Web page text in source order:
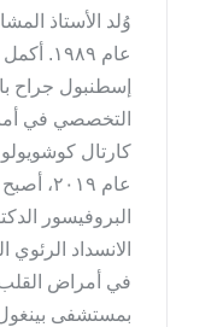
وُلد الأستاذ
عام
التخصصي في
كارتال
عام
البروفيسور
الانسداد الرئوي
في أمراض
بمستشفى